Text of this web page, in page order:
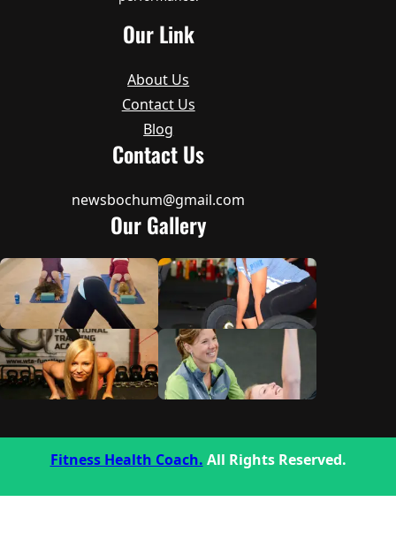
Our Link
About Us
Contact Us
Blog
Contact Us
newsbochum@gmail.com
Our Gallery
Fitness Health Coach. All Rights Reserved.